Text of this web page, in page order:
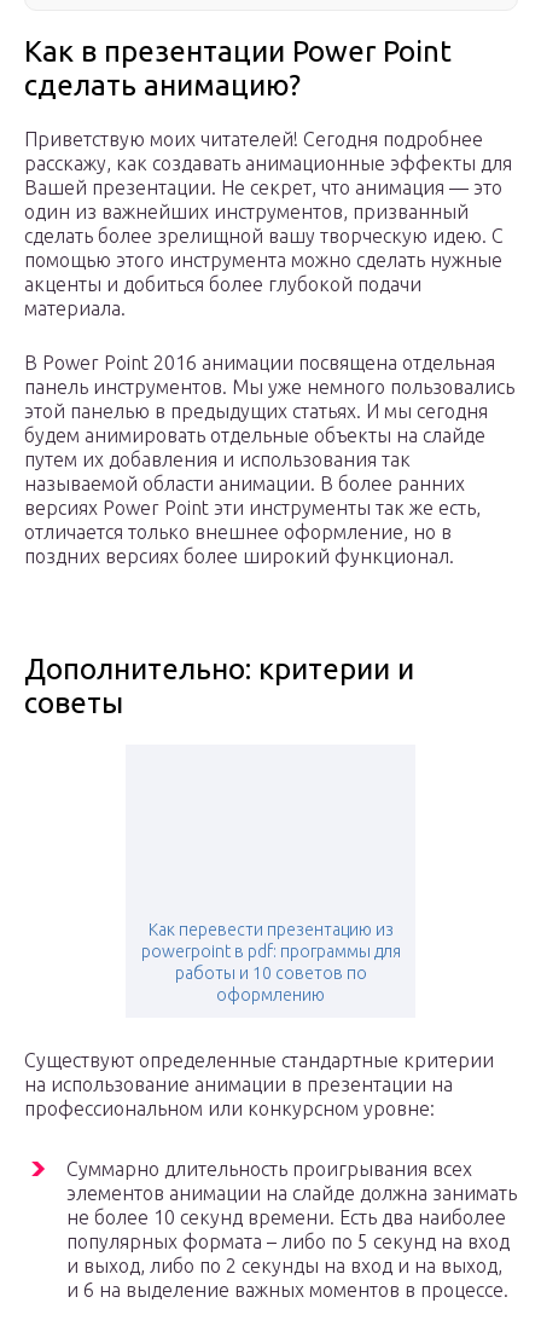
Как в презентации Power Point
сделать анимацию?
Приветствую моих читателей! Сегодня подробнее
расскажу, как создавать анимационные эффекты для
Вашей презентации. Не секрет, что анимация — это
один из важнейших инструментов, призванный
сделать более зрелищной вашу творческую идею. С
помощью этого инструмента можно сделать нужные
акценты и добиться более глубокой подачи
материала.
В Power Point 2016 анимации посвящена отдельная
панель инструментов. Мы уже немного пользовались
этой панелью в предыдущих статьях. И мы сегодня
будем анимировать отдельные объекты на слайде
путем их добавления и использования так
называемой области анимации. В более ранних
версиях Power Point эти инструменты так же есть,
отличается только внешнее оформление, но в
поздних версиях более широкий функционал.
Дополнительно: критерии и
советы
Как перевести презентацию из
powerpoint в pdf: программы для
работы и 10 советов по
оформлению
Существуют определенные стандартные критерии
на использование анимации в презентации на
профессиональном или конкурсном уровне:
Суммарно длительность проигрывания всех
элементов анимации на слайде должна занимать
не более 10 секунд времени. Есть два наиболее
популярных формата – либо по 5 секунд на вход
и выход, либо по 2 секунды на вход и на выход,
и 6 на выделение важных моментов в процессе.